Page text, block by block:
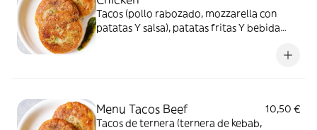
Tacos (pollo rabozado, mozzarella con
patatas Y salsa), patatas fritas Y bebida
Menu Tacos Beef
10,50 €
Tacos de ternera (ternera de kebab,